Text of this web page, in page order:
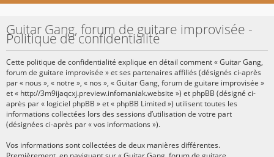
c
Guitar Gang, forum de guitare improvisée -
Politique de confidentialité
Cette politique de confidentialité explique en détail comment « Guitar Gang,
forum de guitare improvisée » et ses partenaires affiliés (désignés ci-après
par « nous », « notre », « nos », « Guitar Gang, forum de guitare improvisée »
et « http://3m9ijaqcxj.preview.infomaniak.website ») et phpBB (désigné ci-
après par « logiciel phpBB » et « phpBB Limited ») utilisent toutes les
informations collectées lors des sessions d’utilisation de votre part
(désignées ci-après par « vos informations »).
Vos informations sont collectées de deux manières différentes.